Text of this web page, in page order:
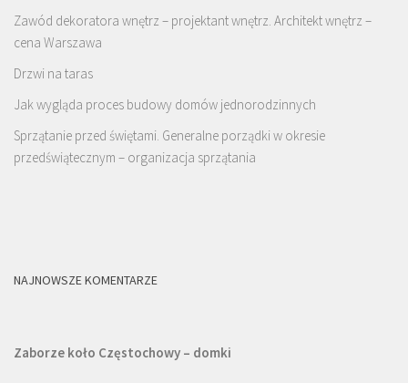
Zawód dekoratora wnętrz – projektant wnętrz. Architekt wnętrz –
cena Warszawa
Drzwi na taras
Jak wygląda proces budowy domów jednorodzinnych
Sprzątanie przed świętami. Generalne porządki w okresie
przedświątecznym – organizacja sprzątania
NAJNOWSZE KOMENTARZE
Zaborze koło Częstochowy – domki